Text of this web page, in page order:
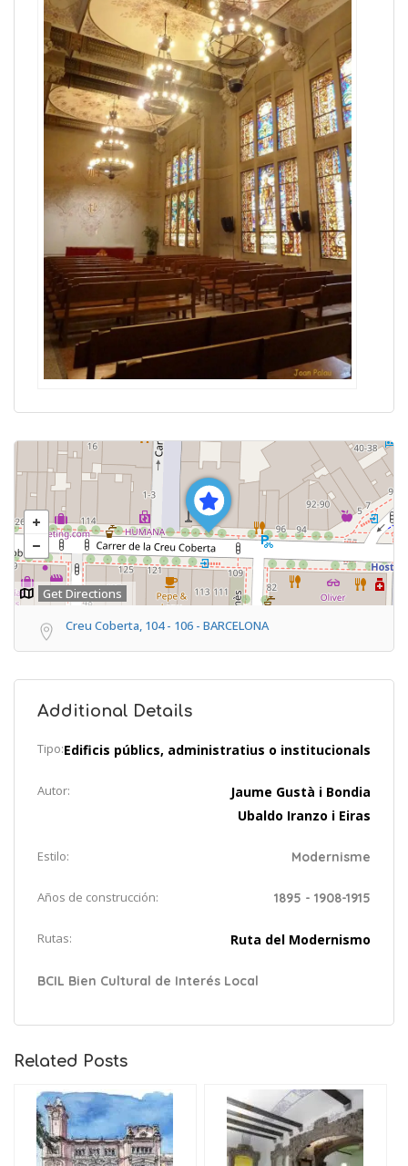
Get Directions
Creu Coberta, 104 - 106 - BARCELONA
Additional Details
Tipo:Edificis públics, administratius o institucionals
Autor:
Jaume Gustà i Bondia
Ubaldo Iranzo i Eiras
Estilo: Modernisme
Años de construcción: 1895 - 1908-1915
Rutas: Ruta del Modernismo
BCIL Bien Cultural de Interés Local
Related Posts